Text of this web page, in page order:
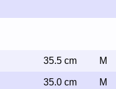
35.5 cm M
35.0 cm M